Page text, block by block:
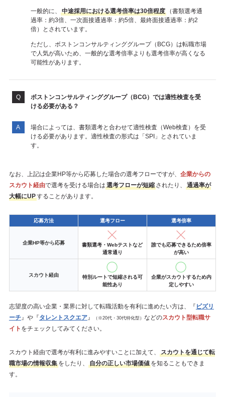
一般的に、 中途採用における選考倍率は30倍程度（書類選考通
過率：約3倍、一次面接通過率：約5倍、最終面接通過率：約2
倍）とされています。
ただし、ボストンコンサルティンググループ（BCG）は転職市場
で人気が高いため、一般的な選考倍率よりも選考倍率が高くなる
可能性があります。
ボストンコンサルティンググループ（BCG）では適性検査を受
ける必要がある？
場合によっては、書類選考と合わせて適性検査（Web検査）を受
ける必要があります。適性検査の形式は「SPI」とされていま
す。
なお、上記は企業HP等から応募した場合の選考フローですが、 企業からの
スカウト経由で選考を受ける場合は 選考フローが短縮されたり、
通過率が
大幅にUPすることがあります。
応募方法 選考フロー 選考倍率
企業HP等から応募
書類選考・Webテストなど
通常通り
誰でも応募できるため倍率
が高い
スカウト経由
特別ルートで短縮される可
能性あり
企業がスカウトするため内
定しやすい
志望度の高い企業・業界に対して転職活動を有利に進めたい方は、『 ビズリ
ーチ』や『タレントスクエア』 （※20代・30代特化型） などのスカウト型転職サ
イト をチェックしてみてください。
スカウト経由で選考が有利に進みやすいことに加えて、
スカウトを通じて転
職市場の情報収集をしたり、 自分の正しい市場価値を知ることもできま
す。